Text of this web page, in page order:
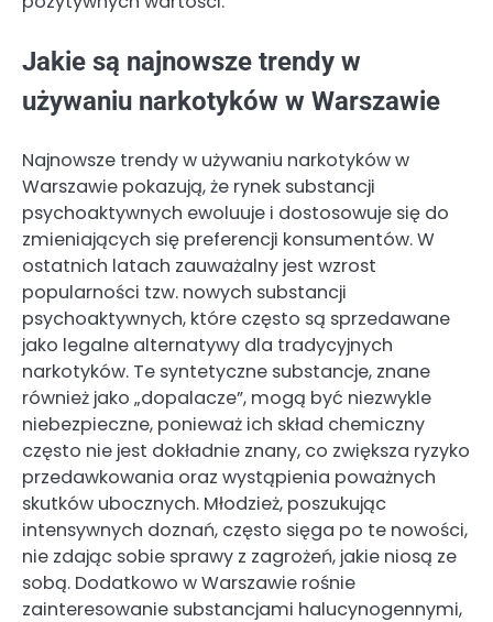
Jakie są najnowsze trendy w
używaniu narkotyków w Warszawie
Najnowsze trendy w używaniu narkotyków w
Warszawie pokazują, że rynek substancji
psychoaktywnych ewoluuje i dostosowuje się do
zmieniających się preferencji konsumentów. W
ostatnich latach zauważalny jest wzrost
popularności tzw. nowych substancji
psychoaktywnych, które często są sprzedawane
jako legalne alternatywy dla tradycyjnych
narkotyków. Te syntetyczne substancje, znane
również jako „dopalacze”, mogą być niezwykle
niebezpieczne, ponieważ ich skład chemiczny
często nie jest dokładnie znany, co zwiększa ryzyko
przedawkowania oraz wystąpienia poważnych
skutków ubocznych. Młodzież, poszukując
intensywnych doznań, często sięga po te nowości,
nie zdając sobie sprawy z zagrożeń, jakie niosą ze
sobą. Dodatkowo w Warszawie rośnie
zainteresowanie substancjami halucynogennymi,